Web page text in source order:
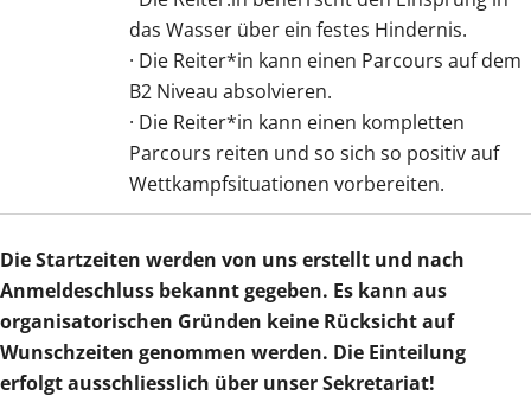
das Wasser über ein festes Hindernis.
· Die Reiter*in kann einen Parcours auf dem
B2 Niveau absolvieren.
· Die Reiter*in kann einen kompletten
Parcours reiten und so sich so positiv auf
Wettkampfsituationen vorbereiten.
Die Startzeiten werden von uns erstellt und nach
Anmeldeschluss bekannt gegeben. Es kann aus
organisatorischen Gründen keine Rücksicht auf
Wunschzeiten genommen werden. Die Einteilung
erfolgt ausschliesslich über unser Sekretariat!